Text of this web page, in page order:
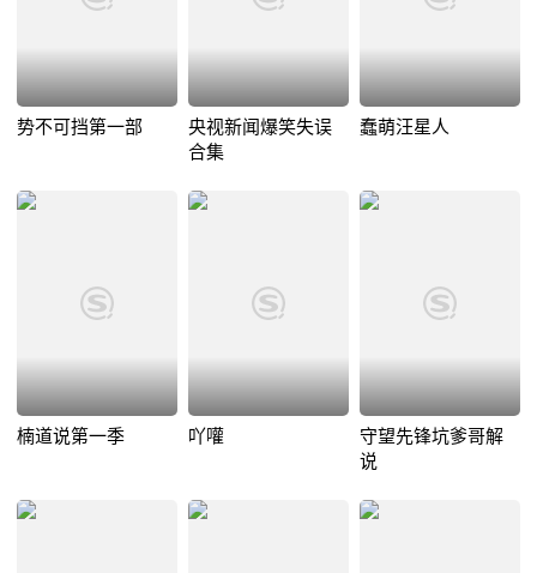
势不可挡第一部
央视新闻爆笑失误
合集
蠢萌汪星人
楠道说第一季 吖嚾
守望先锋坑爹哥解
说